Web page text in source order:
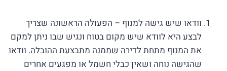
וודאו שיש גישה למנוף – הפעולה הראשונה שצריך
לבצע היא לוודא שיש מקום בטוח ונגיש שבו ניתן למקם
את המנוף מתחת לדירה שממנה מתבצעת ההובלה. וודאו
שהגישה נוחה ושאין כבלי חשמל או מפגעים אחרים